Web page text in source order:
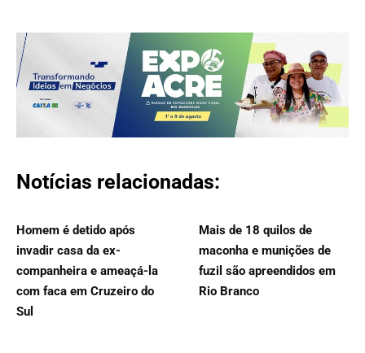
Notícias relacionadas:
Homem é detido após
invadir casa da ex-
companheira e ameaçá-la
com faca em Cruzeiro do
Sul
Mais de 18 quilos de
maconha e munições de
fuzil são apreendidos em
Rio Branco